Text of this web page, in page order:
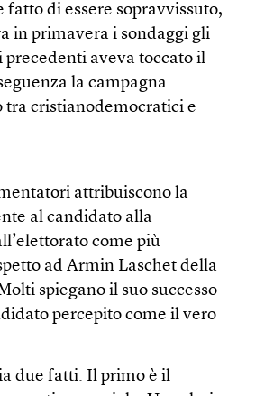
fatto di essere sopravvissuto,
in primavera i sondaggi gli
precedenti aveva toccato il
la campagna
tra cristianodemocratici e
attribuiscono la
al candidato alla
come più
ad Armin Laschet della
spiegano il suo successo
percepito come il vero
due fatti. Il primo è il